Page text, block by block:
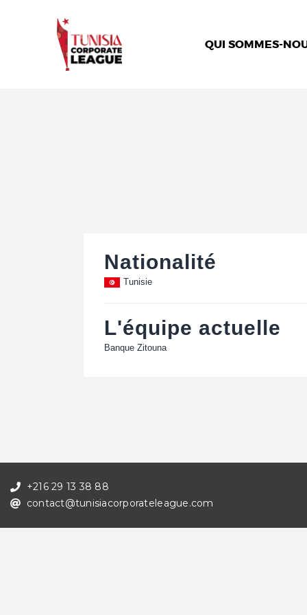
QUI SOMMES-
Nationalité
Tunisie
L'équipe actuelle
Banque Zitouna
+216 29 13 38 88
contact@tunisiacorporateleague.com